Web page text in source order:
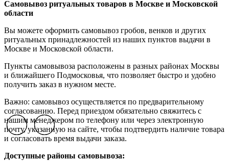
Самовывоз ритуальных товаров в Москве и Московской
области
Вы можете оформить самовывоз гробов, венков и других
ритуальных принадлежностей из наших пунктов выдачи в
Москве и Московской области.
Пункты самовывоза расположены в разных районах Москвы
и ближайшего Подмосковья, что позволяет быстро и удобно
получить заказ в нужном месте.
Важно: самовывоз осуществляется по предварительному
согласованию. Перед приездом обязательно свяжитесь с
нашим менеджером по телефону или через электронную
почту, указанную на сайте, чтобы подтвердить наличие товара
и согласовать время выдачи заказа.
Доступные районы самовывоза:
Previous slide
Next slide
Previous slide
Next slide
Previous slide
Next slide